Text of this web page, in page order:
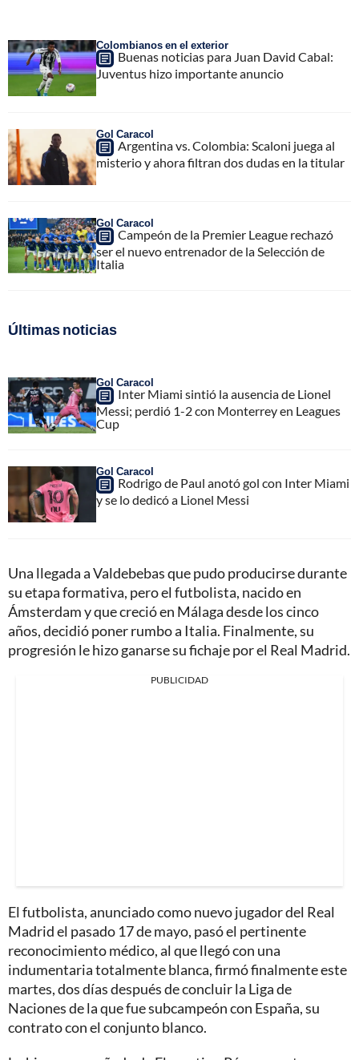
Colombianos en el exterior
Buenas noticias para Juan David Cabal:
Juventus hizo importante anuncio
Gol Caracol
Argentina vs. Colombia: Scaloni juega al
misterio y ahora filtran dos dudas en la titular
Gol Caracol
Campeón de la Premier League rechazó
ser el nuevo entrenador de la Selección de
Italia
Últimas noticias
Gol Caracol
Inter Miami sintió la ausencia de Lionel
Messi; perdió 1-2 con Monterrey en Leagues
Cup
Gol Caracol
Rodrigo de Paul anotó gol con Inter Miami
y se lo dedicó a Lionel Messi
Una llegada a Valdebebas que pudo producirse durante
su etapa formativa, pero el futbolista, nacido en
Ámsterdam y que creció en Málaga desde los cinco
años, decidió poner rumbo a Italia. Finalmente, su
progresión le hizo ganarse su fichaje por el Real Madrid.
PUBLICIDAD
El futbolista, anunciado como nuevo jugador del Real
Madrid el pasado 17 de mayo, pasó el pertinente
reconocimiento médico, al que llegó con una
indumentaria totalmente blanca, firmó finalmente este
martes, dos días después de concluir la Liga de
Naciones de la que fue subcampeón con España, su
contrato con el conjunto blanco.